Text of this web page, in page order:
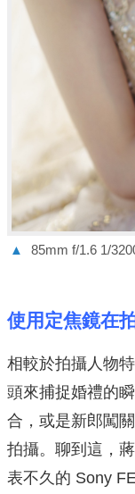
▲ 85mm f/1.6 1/
使用定焦鏡在
相較於拍攝人物
頭來捕捉婚禮的
合，或是新郎闖
拍攝。聊到這，
表不久的 Sony